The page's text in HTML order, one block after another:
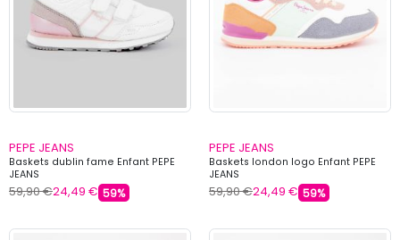
PEPE JEANS
Baskets dublin fame Enfant PEPE
JEANS
59,90 €24,49 € 59%
PEPE JEANS
Baskets london logo Enfant PEPE
JEANS
59,90 €24,49 € 59%